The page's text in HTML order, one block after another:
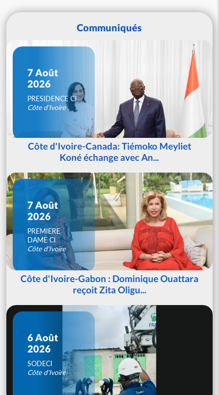
Communiqués
7 Août
2026
PRESIDENCE CI
Côte d'Ivoire
Côte d'Ivoire-Canada: Tiémoko Meyliet
Koné échange avec An...
7 Août
2026
PREMIERE
DAME CI
Côte d'Ivoire
Côte d'Ivoire-Gabon : Dominique Ouattara
reçoit Zita Oligu...
6 Août
2026
SODECI
Côte d'Ivoire